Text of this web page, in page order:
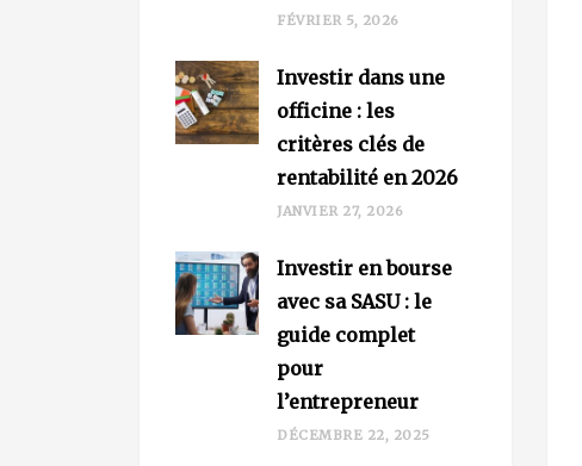
FÉVRIER 5, 2026
Investir dans une
officine : les
critères clés de
rentabilité en 2026
JANVIER 27, 2026
Investir en bourse
avec sa SASU : le
guide complet
pour
l’entrepreneur
DÉCEMBRE 22, 2025